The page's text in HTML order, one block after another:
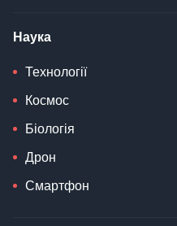
Наука
Технології
Космос
Біологія
Дрон
Смартфон